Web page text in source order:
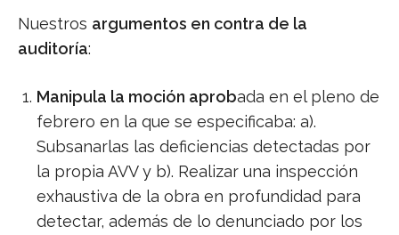
Nuestros argumentos en contra de la
auditoría:
Manipula la moción aprobada en el pleno de
febrero en la que se especificaba: a).
Subsanarlas las deficiencias detectadas por
la propia AVV y b). Realizar una inspección
exhaustiva de la obra en profundidad para
detectar, además de lo denunciado por los